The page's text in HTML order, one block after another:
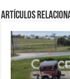
Artículos